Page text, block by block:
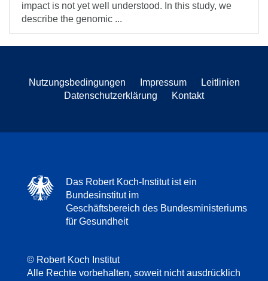
impact is not yet well understood. In this study, we
describe the genomic ...
Nutzungsbedingungen Impressum
Leitlinien
Datenschutzerklärung
Kontakt
Das Robert Koch-Institut ist ein
Bundesinstitut im
Geschäftsbereich des Bundesministeriums
für Gesundheit
© Robert Koch Institut
Alle Rechte vorbehalten, soweit nicht ausdrücklich